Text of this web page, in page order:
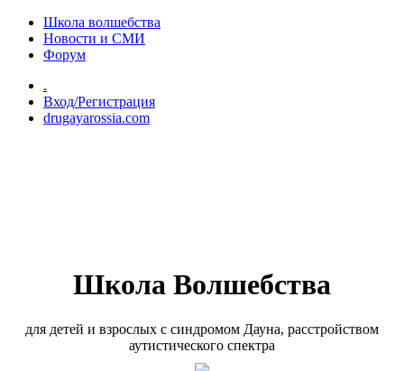
Перейти к основному содержанию
Школа волшебства
Новости и СМИ
Форум
.
Вход/Регистрация
drugayarossia.com
Школа Волшебства
для детей и взрослых с синдромом Дауна, расстройством
аутистического спектра